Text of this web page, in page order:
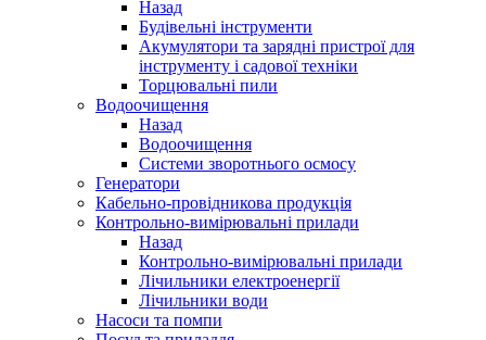
Назад
Будівельні інструменти
Акумулятори та зарядні пристрої для
інструменту і садової техніки
Торцювальні пили
Водоочищення
Назад
Водоочищення
Системи зворотнього осмосу
Генератори
Кабельно-провідникова продукція
Контрольно-вимірювальні прилади
Назад
Контрольно-вимірювальні прилади
Лічильники електроенергії
Лічильники води
Насоси та помпи